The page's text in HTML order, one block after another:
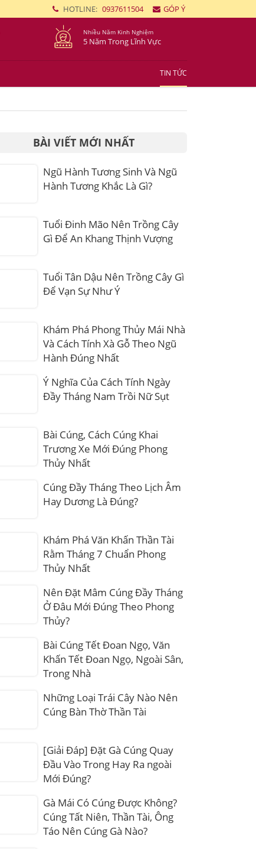
HOTLINE: 0937611504 GÓP Ý
Nhiều Năm Kinh Nghiệm
5 Năm Trong Lĩnh Vực
TIN TỨC
BÀI VIẾT MỚI NHẤT
Ngũ Hành Tương Sinh Và Ngũ
Hành Tương Khắc Là Gì?
Tuổi Đinh Mão Nên Trồng Cây
Gì Để An Khang Thịnh Vượng
Tuổi Tân Dậu Nên Trồng Cây Gì
Để Vạn Sự Như Ý
Khám Phá Phong Thủy Mái Nhà
Và Cách Tính Xà Gỗ Theo Ngũ
Hành Đúng Nhất
Ý Nghĩa Của Cách Tính Ngày
Đầy Tháng Nam Trồi Nữ Sụt
Bài Cúng, Cách Cúng Khai
Trương Xe Mới Đúng Phong
Thủy Nhất
Cúng Đầy Tháng Theo Lịch Âm
Hay Dương Là Đúng?
Khám Phá Văn Khấn Thần Tài
Rằm Tháng 7 Chuẩn Phong
Thủy Nhất
Nên Đặt Mâm Cúng Đầy Tháng
Ở Đâu Mới Đúng Theo Phong
Thủy?
Bài Cúng Tết Đoan Ngọ, Văn
Khấn Tết Đoan Ngọ, Ngoài Sân,
Trong Nhà
Những Loại Trái Cây Nào Nên
Cúng Bàn Thờ Thần Tài
[Giải Đáp] Đặt Gà Cúng Quay
Đầu Vào Trong Hay Ra ngoài
Mới Đúng?
Gà Mái Có Cúng Được Không?
Cúng Tất Niên, Thần Tài, Ông
Táo Nên Cúng Gà Nào?